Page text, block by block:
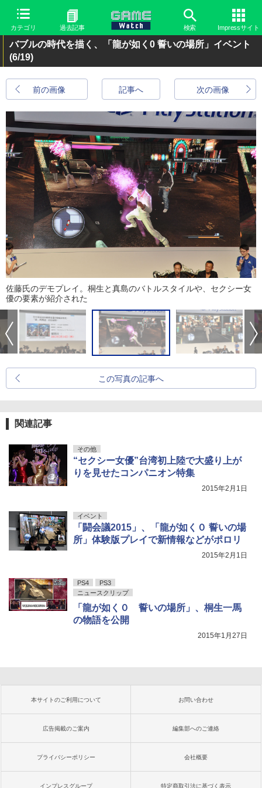
カテゴリ 過去記事 検索 Impressサイト
バブルの時代を描く、「龍が如く0 誓いの場所」イベント
(6/19)
前の画像 次の画像
記事へ
佐藤氏のデモプレイ。桐生と真島のバトルスタイルや、セクシー女
優の要素が紹介された
この写真の記事へ
関連記事
その他
“セクシー女優”台湾初上陸で大盛り上が
りを見せたコンパニオン特集
2015年2月1日
イベント
「闘会議2015」、「龍が如く０ 誓いの場
所」体験版プレイで新情報などがポロリ
2015年2月1日
PS4
PS3
ニュースクリップ
「龍が如く０ 誓いの場所」、桐生一馬
の物語を公開
2015年1月27日
本サイトのご利用について お問い合わせ
広告掲載のご案内 編集部へのご連絡
プライバシーポリシー 会社概要
インプレスグループ 特定商取引法に基づく表示